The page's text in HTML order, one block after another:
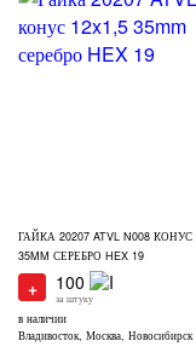
ГАЙКА 20207 ATVL N008 КОНУС
35MM СЕРЕБРО HEX 19
+ 100
за штуку
в наличии
Владивосток, Москва, Новосибирск